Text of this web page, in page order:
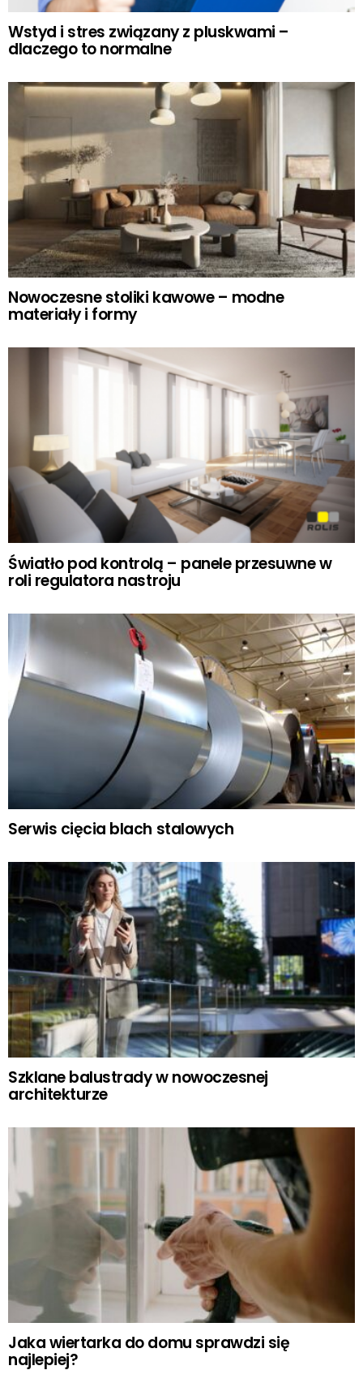
Wstyd i stres związany z pluskwami –
dlaczego to normalne
Nowoczesne stoliki kawowe – modne
materiały i formy
Światło pod kontrolą – panele przesuwne w
roli regulatora nastroju
Serwis cięcia blach stalowych
Szklane balustrady w nowoczesnej
architekturze
Jaka wiertarka do domu sprawdzi się
najlepiej?